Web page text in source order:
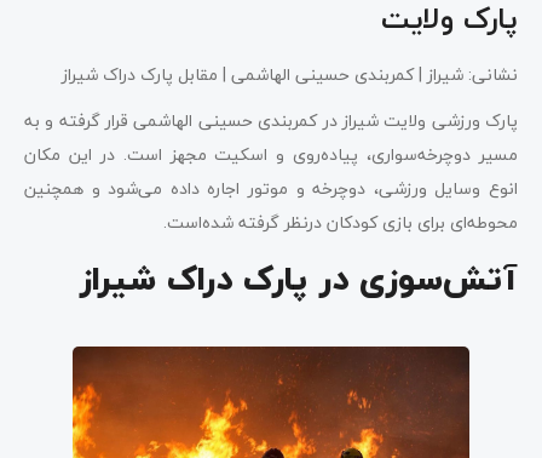
پارک ولایت
نشانی: شیراز | کمربندی حسینی الهاشمی | مقابل پارک دراک شیراز
پارک ورزشی ولایت شیراز در کمربندی حسینی الهاشمی قرار گرفته و به
مسیر دوچرخه‌‌سواری، پیاده‌روی و اسکیت مجهز است. در این مکان
انوع وسایل ورزشی، دوچرخه و موتور اجاره داده می‌شود و همچنین
محوطه‌ای برای بازی کودکان درنظر گرفته شده‌است.
آتش‌سوزی در پارک دراک شیراز